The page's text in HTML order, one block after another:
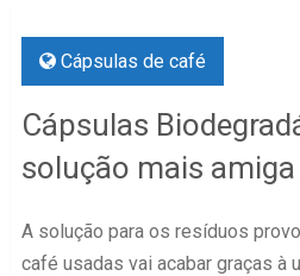
Cápsulas de café
Cápsulas
solução mais
A solução para os resíduos
café usadas vai acabar graças à